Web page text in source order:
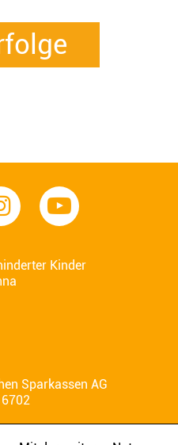
Kinder
Sparkassen AG